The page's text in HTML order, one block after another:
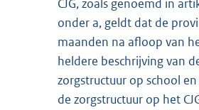
CJG, zoals genoemd in
onder a, geldt dat de
maanden na afloop van
heldere beschrijving van
zorgstructuur op school
de zorgstructuur op het